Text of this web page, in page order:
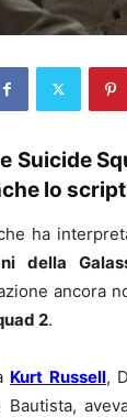
Suicide
lo
ha
della
ancora
2.
Kurt Russell,